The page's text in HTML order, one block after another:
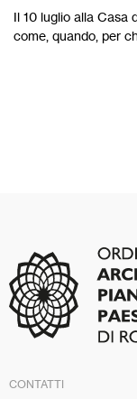
Il 10 luglio alla Casa
come, quando, per
CONTATTI